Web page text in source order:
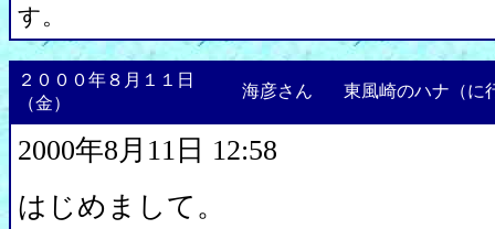
す。
２０００年８月１１日
（金）
海彦さん 東風崎のハナ（に
2000年8月11日 12:58
はじめまして。